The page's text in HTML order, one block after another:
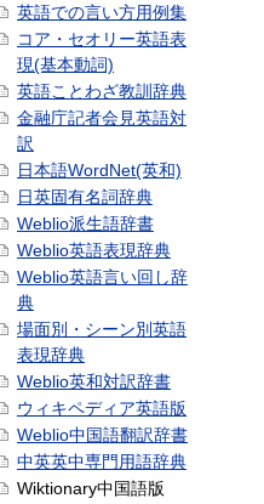
英語での言い方用例集
コア・セオリー英語表
現(基本動詞)
英語ことわざ教訓辞典
金融庁記者会見英語対
訳
日本語WordNet(英和)
日英固有名詞辞典
Weblio派生語辞書
Weblio英語表現辞典
Weblio英語言い回し辞
典
場面別・シーン別英語
表現辞典
Weblio英和対訳辞書
ウィキペディア英語版
Weblio中国語翻訳辞書
中英英中専門用語辞典
Wiktionary中国語版